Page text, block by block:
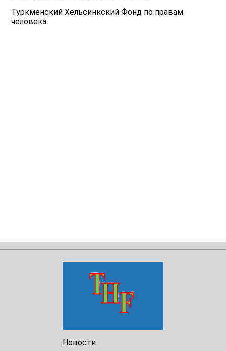
Туркменский Хельсинкский Фонд по правам
человека.
Новости